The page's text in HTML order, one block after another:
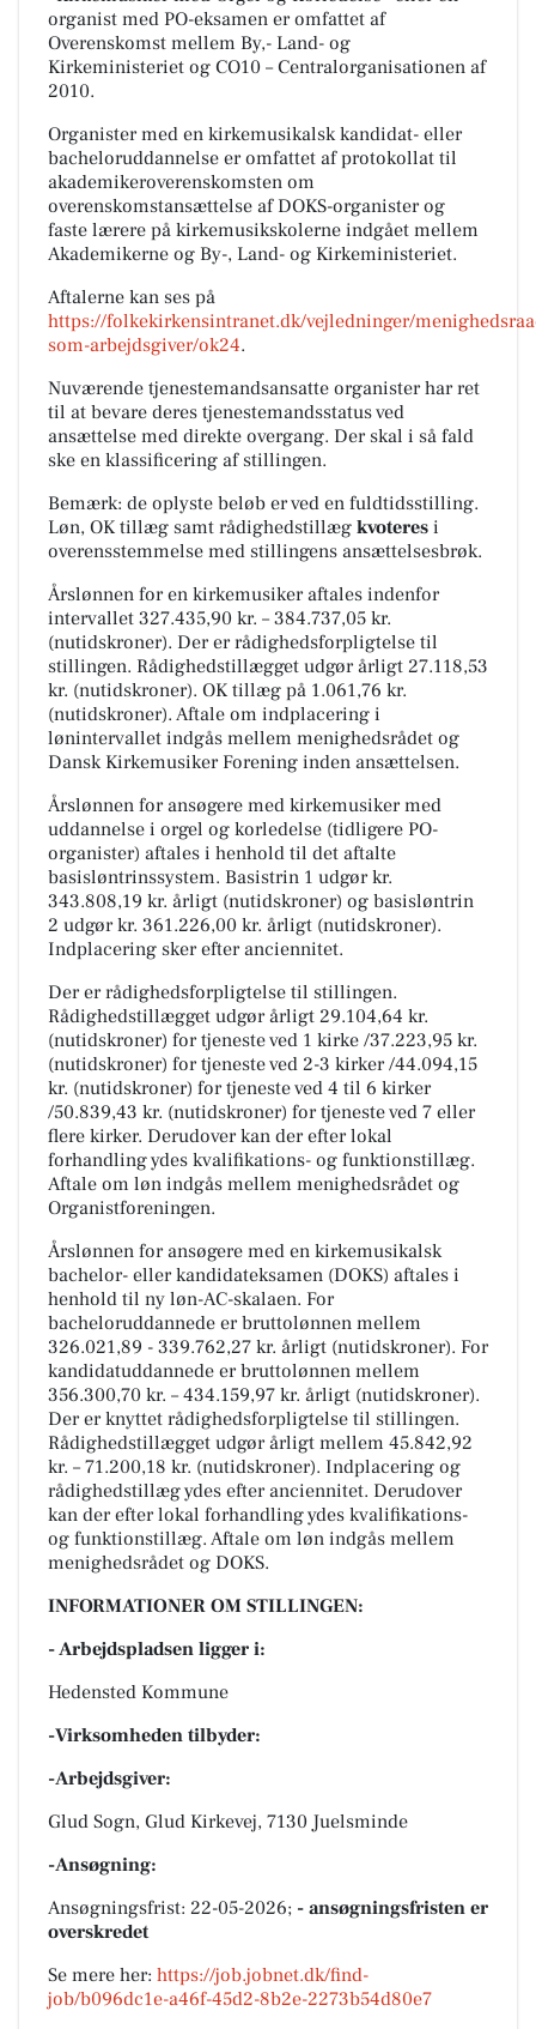
organist med PO-eksamen er omfattet af
Overenskomst mellem By,- Land- og
Kirkeministeriet og CO10 – Centralorganisationen af
2010.
Organister med en kirkemusikalsk kandidat- eller
bacheloruddannelse er omfattet af protokollat til
akademikeroverenskomsten om
overenskomstansættelse af DOKS-organister og
faste lærere på kirkemusikskolerne indgået mellem
Akademikerne og By-, Land- og Kirkeministeriet.
Aftalerne kan ses på
https://folkekirkensintranet.dk/vejledninger/
som-arbejdsgiver/ok24.
Nuværende tjenestemandsansatte organister har ret
til at bevare deres tjenestemandsstatus ved
ansættelse med direkte overgang. Der skal i så fald
ske en klassificering af stillingen.
Bemærk: de oplyste beløb er ved en fuldtidsstilling.
Løn, OK tillæg samt rådighedstillæg kvoteres i
overensstemmelse med stillingens ansættelsesbrøk.
Årslønnen for en kirkemusiker aftales indenfor
intervallet 327.435,90 kr. – 384.737,05 kr.
(nutidskroner). Der er rådighedsforpligtelse til
stillingen. Rådighedstillægget udgør årligt 27.118,53
kr. (nutidskroner). OK tillæg på 1.061,76 kr.
(nutidskroner). Aftale om indplacering i
lønintervallet indgås mellem menighedsrådet og
Dansk Kirkemusiker Forening inden ansættelsen.
Årslønnen for ansøgere med kirkemusiker med
uddannelse i orgel og korledelse (tidligere PO-
organister) aftales i henhold til det aftalte
basisløntrinssystem. Basistrin 1 udgør kr.
343.808,19 kr. årligt (nutidskroner) og basisløntrin
2 udgør kr. 361.226,00 kr. årligt (nutidskroner).
Indplacering sker efter anciennitet.
Der er rådighedsforpligtelse til stillingen.
Rådighedstillægget udgør årligt 29.104,64 kr.
(nutidskroner) for tjeneste ved 1 kirke /37.223,95 kr.
(nutidskroner) for tjeneste ved 2-3 kirker /44.094,15
kr. (nutidskroner) for tjeneste ved 4 til 6 kirker
/50.839,43 kr. (nutidskroner) for tjeneste ved 7 eller
flere kirker. Derudover kan der efter lokal
forhandling ydes kvalifikations- og funktionstillæg.
Aftale om løn indgås mellem menighedsrådet og
Organistforeningen.
Årslønnen for ansøgere med en kirkemusikalsk
bachelor- eller kandidateksamen (DOKS) aftales i
henhold til ny løn-AC-skalaen. For
bacheloruddannede er bruttolønnen mellem
326.021,89 - 339.762,27 kr. årligt (nutidskroner). For
kandidatuddannede er bruttolønnen mellem
356.300,70 kr. – 434.159,97 kr. årligt (nutidskroner).
Der er knyttet rådighedsforpligtelse til stillingen.
Rådighedstillægget udgør årligt mellem 45.842,92
kr. – 71.200,18 kr. (nutidskroner). Indplacering og
rådighedstillæg ydes efter anciennitet. Derudover
kan der efter lokal forhandling ydes kvalifikations-
og funktionstillæg. Aftale om løn indgås mellem
menighedsrådet og DOKS.
INFORMATIONER OM STILLINGEN:
- Arbejdspladsen ligger i:
Hedensted Kommune
-Virksomheden tilbyder:
-Arbejdsgiver:
Glud Sogn, Glud Kirkevej, 7130 Juelsminde
-Ansøgning:
Ansøgningsfrist: 22-05-2026; - ansøgningsfristen er
overskredet
Se mere her: https://job.jobnet.dk/find-
job/b096dc1e-a46f-45d2-8b2e-2273b54d80e7